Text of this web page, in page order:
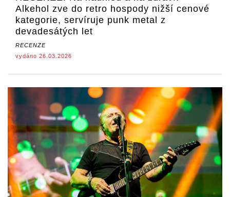
Alkehol zve do retro hospody nižší cenové
kategorie, servíruje punk metal z
devadesátých let
RECENZE
vydáno 26.03.2026